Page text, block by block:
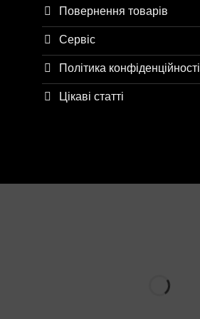
Повернення товарів
Сервіс
Політика конфіденційності
Цікаві статті